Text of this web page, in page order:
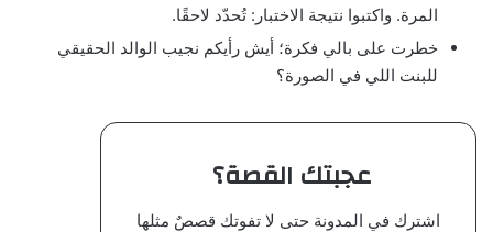
المرة. واكتبوا نتيجة الاختبار: تُحدّد لاحقًا.
خطرت على بالي فكرة؛ أيش رأيكم نجيب الوالد الحقيقي
للبنت اللي في الصورة؟
عجبتك القصة؟
اشترك في المدونة حتى لا تفوتك قصصٌ مثلها